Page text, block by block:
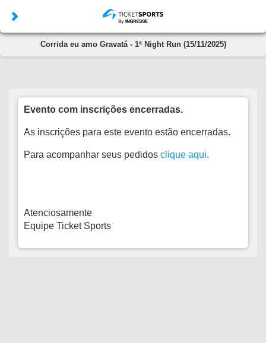
Corrida eu amo Gravatá - 1ª Night Run (15/11/2025)
Evento com inscrições encerradas.
As inscrições para este evento estão encerradas.
Para acompanhar seus pedidos clique aqui.
Atenciosamente
Equipe Ticket Sports